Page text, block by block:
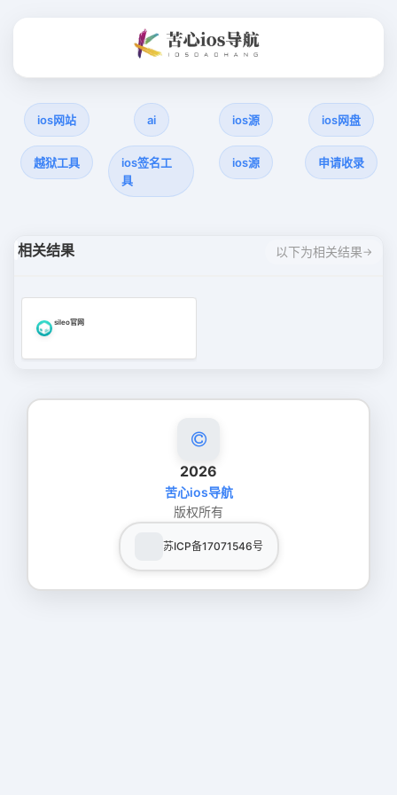
ios网站 ai ios源 ios网盘
越狱工具
ios签名工
具
ios源 申请收录
相关结果 以下为相关结果
sileo官网
2026
苦心ios导航
版权所有
苏ICP备17071546号